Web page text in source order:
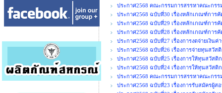
ประกาศ2568 คณะกรรมการสรรหาคณะกรร
ประกาศ2568 ฉบับที่30 เรื่องหลักเกณฑ์การ
ประกาศ2568 ฉบับที่29 เรื่องหลักเกณฑ์การคั
ประกาศ2568 ฉบับที่28 เรื่องหลักเกณฑ์การ
ประกาศ2568 ฉบับที่27 เรื่องการงดจ่ายเงิน
ประกาศ2568 ฉบับที่26 เรื่องการจ่ายทุนสวัส
ประกาศ2568 ฉบับที่25 เรื่องการให้ทุนสวัส
ประกาศ2568 ฉบับที่24 เรื่องการให้ทุนสวัสดิ
ประกาศ2568 คณะกรรมการสรรหาคณะกรร
ประกาศ2568 ฉบับที่23 เรื่องการรับสมัครผู้ส